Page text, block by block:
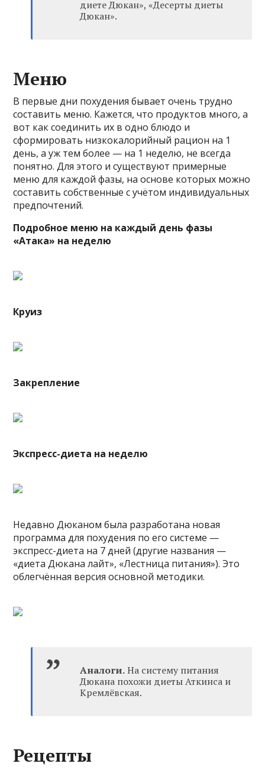
диете Дюкан», «Десерты диеты
Дюкан».
Меню
В первые дни похудения бывает очень трудно
составить меню. Кажется, что продуктов много, а
вот как соединить их в одно блюдо и
сформировать низкокалорийный рацион на 1
день, а уж тем более — на 1 неделю, не всегда
понятно. Для этого и существуют примерные
меню для каждой фазы, на основе которых можно
составить собственные с учётом индивидуальных
предпочтений.
Подробное меню на каждый день фазы
«Атака» на неделю
Круиз
Закрепление
Экспресс-диета на неделю
Недавно Дюканом была разработана новая
программа для похудения по его системе —
экспресс-диета на 7 дней (другие названия —
«диета Дюкана лайт», «Лестница питания»). Это
облегчённая версия основной методики.
Аналоги.На систему питания
Дюкана похожи диеты Аткинса и
Кремлёвская.
Рецепты